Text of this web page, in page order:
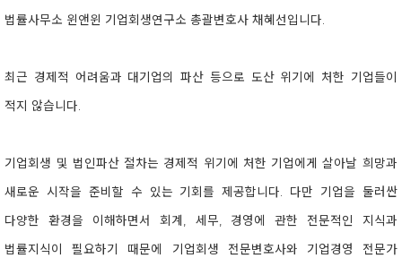
법률사무소 윈앤윈 기업회생연구소 총괄변호사 채혜선입니다.
최근 경제적 어려움과 대기업의 파산 등으로 도산 위기에 처한 기업들이
적지 않습니다.
기업회생 및 법인파산 절차는 경제적 위기에 처한 기업에게 살아날 희망과
새로운 시작을 준비할 수 있는 기회를 제공합니다. 다만 기업을 둘러싼
다양한 환경을 이해하면서 회계, 세무, 경영에 관한 전문적인 지식과
법률지식이 필요하기 때문에 기업회생 전문변호사와 기업경영 전문가